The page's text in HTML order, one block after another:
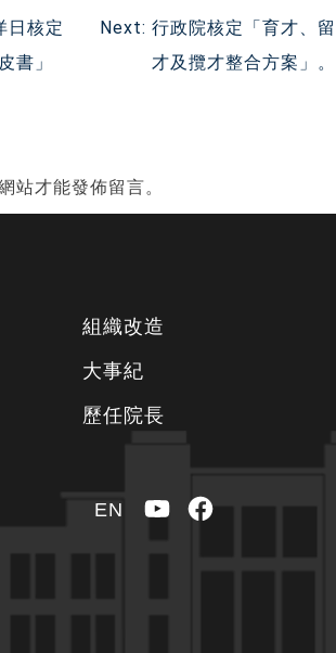
日核定
書」
Next: 行政院核定「育才、留
才及攬才整合方案」。
站才能發佈留言。
組織改造
大事紀
歷任院長
EN YouTubeFacebook